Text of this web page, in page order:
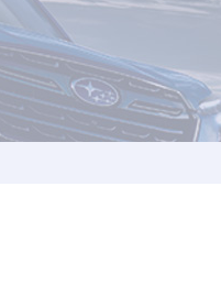
スバル自動車保険
/カースポッ
豊崎店